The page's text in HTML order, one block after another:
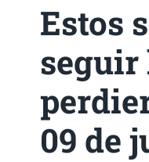
Estos
seguir
09 de